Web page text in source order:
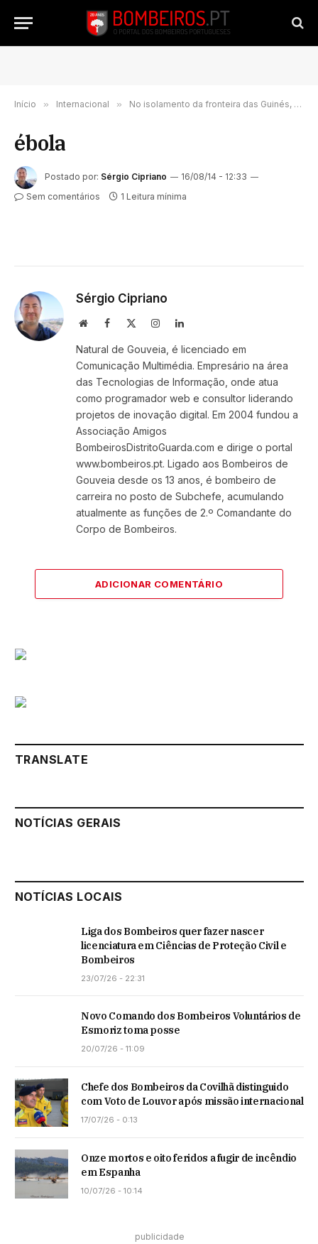
Início » Internacional » No isolamento da fronteira das Guinés, a travar o ébola
ébola
Postado por: Sérgio Cipriano
16/08/14 - 12:33
Sem comentários
1 Leitura mínima
Sérgio Cipriano
WebsiteFacebook InstagramLinkedIn
Natural de Gouveia, é licenciado em
Comunicação Multimédia. Empresário na área
das Tecnologias de Informação, onde atua
como programador web e consultor liderando
projetos de inovação digital. Em 2004 fundou a
Associação Amigos
BombeirosDistritoGuarda.com e dirige o portal
www.bombeiros.pt. Ligado aos Bombeiros de
Gouveia desde os 13 anos, é bombeiro de
carreira no posto de Subchefe, acumulando
atualmente as funções de 2.º Comandante do
Corpo de Bombeiros.
ADICIONAR COMENTÁRIO
TRANSLATE
NOTÍCIAS GERAIS
NOTÍCIAS LOCAIS
Liga dos Bombeiros quer fazer nascer
licenciatura em Ciências de Proteção Civil e
Bombeiros
23/07/26 - 22:31
Novo Comando dos Bombeiros Voluntários de
Esmoriz toma posse
20/07/26 - 11:09
Chefe dos Bombeiros da Covilhã distinguido
com Voto de Louvor após missão internacional
17/07/26 - 0:13
Onze mortos e oito feridos a fugir de incêndio
em Espanha
10/07/26 - 10:14
publicidade